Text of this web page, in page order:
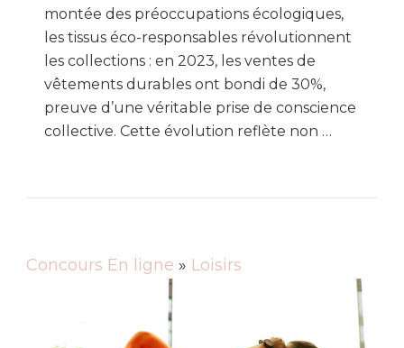
montée des préoccupations écologiques,
les tissus éco-responsables révolutionnent
les collections : en 2023, les ventes de
vêtements durables ont bondi de 30%,
preuve d’une véritable prise de conscience
collective. Cette évolution reflète non …
Concours En ligne » Loisirs